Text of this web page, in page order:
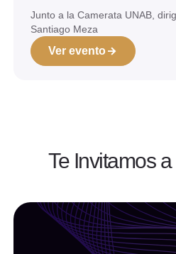
Junto a la Camerata UNAB,
Santiago Meza
Ver evento
Te Invitamos a